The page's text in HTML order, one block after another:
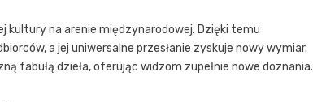
kultury na arenie międzynarodowej. Dzięki temu
a jej uniwersalne przesłanie zyskuje nowy wymiar.
fabułą dzieła, oferując widzom zupełnie nowe doznania.